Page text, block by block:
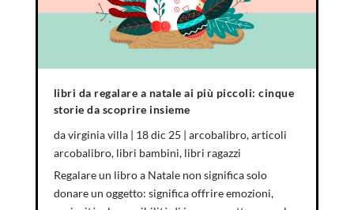
libri da regalare a natale ai più piccoli: cinque
storie da scoprire insieme
davirginia villa| 18 dic 25 | arcobalibro,articoli
arcobalibro, libri bambini, libri ragazzi
Regalare un libro a Natale non significa solo
donare un oggetto: significa offrire emozioni,